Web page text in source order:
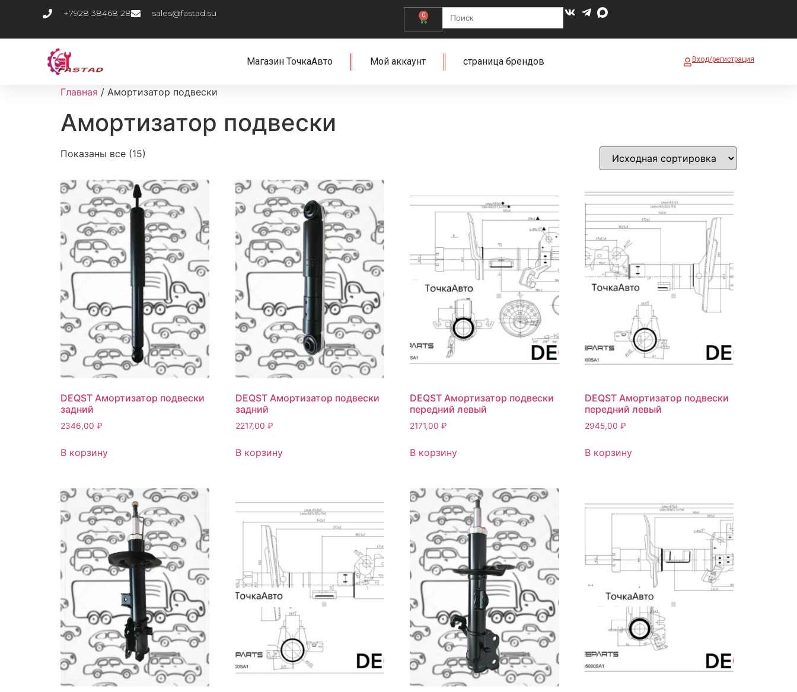
+7928 38468 28 sales@fastad.su 0
Search
for:
Вход/регистрация
Магазин ТочкаАвто Мой аккаунт страница брендов
Главная / Амортизатор подвески
Амортизатор подвески
Показаны все (15)
DEQST Амортизатор подвески
задний
2346,00 ₽
В корзину
DEQST Амортизатор подвески
задний
2217,00 ₽
В корзину
DEQST Амортизатор подвески
передний левый
2171,00₽
В корзину
DEQST Амортизатор подвески
передний левый
2945,00₽
В корзину